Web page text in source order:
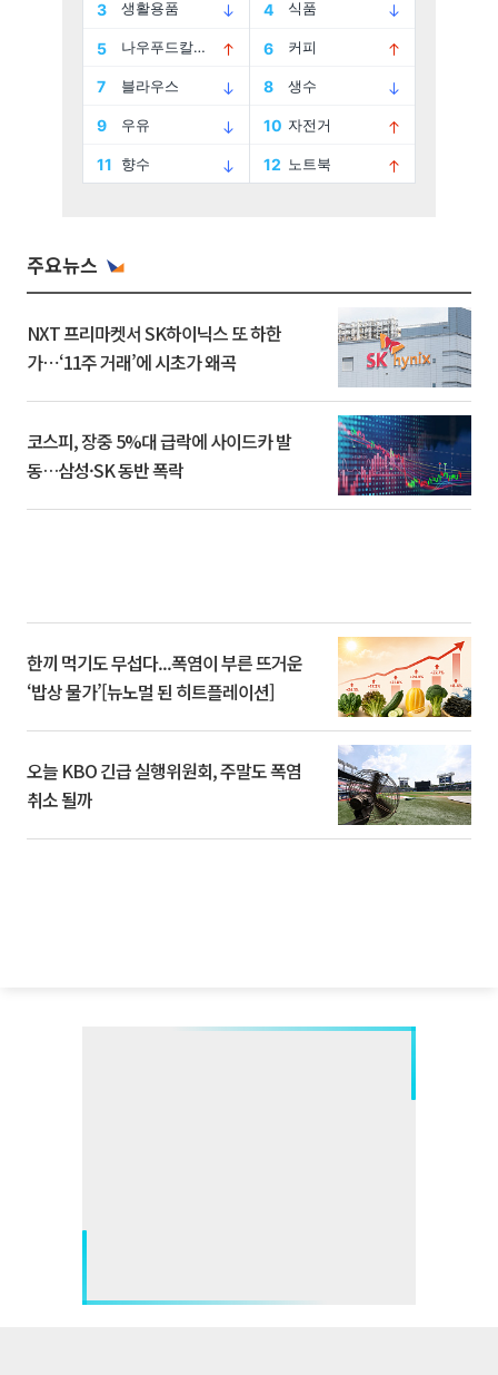
주요뉴스
NXT 프리마켓서 SK하이닉스 또 하한
가⋯‘11주 거래’에 시초가 왜곡
코스피, 장중 5%대 급락에 사이드카 발
동…삼성·SK 동반 폭락
한끼 먹기도 무섭다...폭염이 부른 뜨거운
‘밥상 물가’[뉴노멀 된 히트플레이션]
오늘 KBO 긴급 실행위원회, 주말도 폭염
취소 될까